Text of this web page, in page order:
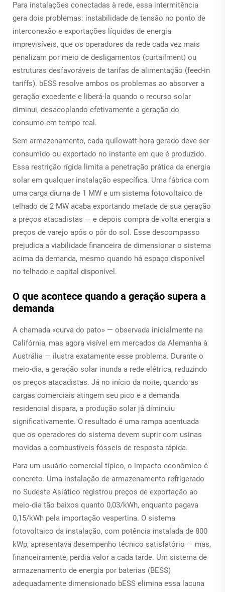
Para instalações conectadas à rede, essa intermitência
gera dois problemas: instabilidade de tensão no ponto de
interconexão e exportações líquidas de energia
imprevisíveis, que os operadores da rede cada vez mais
penalizam por meio de desligamentos (curtailment) ou
estruturas desfavoráveis de tarifas de alimentação (feed-in
tariffs). bESS resolve ambos os problemas ao absorver a
geração excedente e liberá-la quando o recurso solar
diminui, desacoplando efetivamente a geração do
consumo em tempo real.
Sem armazenamento, cada quilowatt-hora gerado deve ser
consumido ou exportado no instante em que é produzido.
Essa restrição rígida limita a penetração prática da energia
solar em qualquer instalação específica. Uma fábrica com
uma carga diurna de 1 MW e um sistema fotovoltaico de
telhado de 2 MW acaba exportando metade de sua geração
a preços atacadistas — e depois compra de volta energia a
preços de varejo após o pôr do sol. Esse descompasso
prejudica a viabilidade financeira de dimensionar o sistema
acima da demanda, mesmo quando há espaço disponível
no telhado e capital disponível.
O que acontece quando a geração supera a
demanda
A chamada «curva do pato» — observada inicialmente na
Califórnia, mas agora visível em mercados da Alemanha à
Austrália — ilustra exatamente esse problema. Durante o
meio-dia, a geração solar inunda a rede elétrica, reduzindo
os preços atacadistas. Já no início da noite, quando as
cargas comerciais atingem seu pico e a demanda
residencial dispara, a produção solar já diminuiu
significativamente. O resultado é uma rampa acentuada
que os operadores do sistema devem suprir com usinas
movidas a combustíveis fósseis de resposta rápida.
Para um usuário comercial típico, o impacto econômico é
concreto. Uma instalação de armazenamento refrigerado
no Sudeste Asiático registrou preços de exportação ao
meio-dia tão baixos quanto 0,03/kWh, enquanto pagava
0,15/kWh pela importação vespertina. O sistema
fotovoltaico da instalação, com potência instalada de 800
kWp, apresentava desempenho técnico satisfatório — mas,
financeiramente, perdia valor a cada tarde. Um sistema de
armazenamento de energia por baterias (BESS)
adequadamente dimensionado bESS elimina essa lacuna